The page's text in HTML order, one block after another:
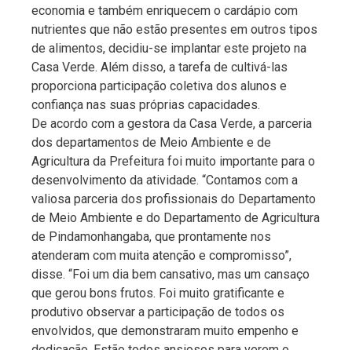
economia e também enriquecem o cardápio com
nutrientes que não estão presentes em outros tipos
de alimentos, decidiu-se implantar este projeto na
Casa Verde. Além disso, a tarefa de cultivá-las
proporciona participação coletiva dos alunos e
confiança nas suas próprias capacidades.
De acordo com a gestora da Casa Verde, a parceria
dos departamentos de Meio Ambiente e de
Agricultura da Prefeitura foi muito importante para o
desenvolvimento da atividade. “Contamos com a
valiosa parceria dos profissionais do Departamento
de Meio Ambiente e do Departamento de Agricultura
de Pindamonhangaba, que prontamente nos
atenderam com muita atenção e compromisso”,
disse. “Foi um dia bem cansativo, mas um cansaço
que gerou bons frutos. Foi muito gratificante e
produtivo observar a participação de todos os
envolvidos, que demonstraram muito empenho e